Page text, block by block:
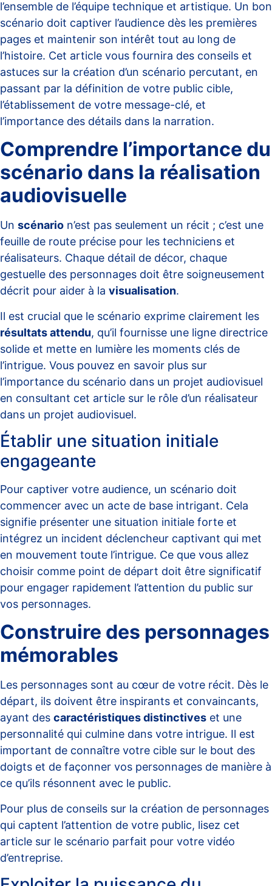
l’ensemble de l’équipe technique et artistique. Un bon
scénario doit captiver l’audience dès les premières
pages et maintenir son intérêt tout au long de
l’histoire. Cet article vous fournira des conseils et
astuces sur la création d’un scénario percutant, en
passant par la définition de votre public cible,
l’établissement de votre message-clé, et
l’importance des détails dans la narration.
Comprendre l’importance du
scénario dans la réalisation
audiovisuelle
Un scénario n’est pas seulement un récit ; c’est une
feuille de route précise pour les techniciens et
réalisateurs. Chaque détail de décor, chaque
gestuelle des personnages doit être soigneusement
décrit pour aider à la visualisation.
Il est crucial que le scénario exprime clairement les
résultats attendu, qu’il fournisse une ligne directrice
solide et mette en lumière les moments clés de
l’intrigue. Vous pouvez en savoir plus sur
l’importance du scénario dans un projet audiovisuel
en consultant cet article sur le rôle d’un réalisateur
dans un projet audiovisuel.
Établir une situation initiale
engageante
Pour captiver votre audience, un scénario doit
commencer avec un acte de base intrigant. Cela
signifie présenter une situation initiale forte et
intégrez un incident déclencheur captivant qui met
en mouvement toute l’intrigue. Ce que vous allez
choisir comme point de départ doit être significatif
pour engager rapidement l’attention du public sur
vos personnages.
Construire des personnages
mémorables
Les personnages sont au cœur de votre récit. Dès le
départ, ils doivent être inspirants et convaincants,
ayant des caractéristiques distinctives et une
personnalité qui culmine dans votre intrigue. Il est
important de connaître votre cible sur le bout des
doigts et de façonner vos personnages de manière à
ce qu’ils résonnent avec le public.
Pour plus de conseils sur la création de personnages
qui captent l’attention de votre public, lisez cet
article sur le scénario parfait pour votre vidéo
d’entreprise.